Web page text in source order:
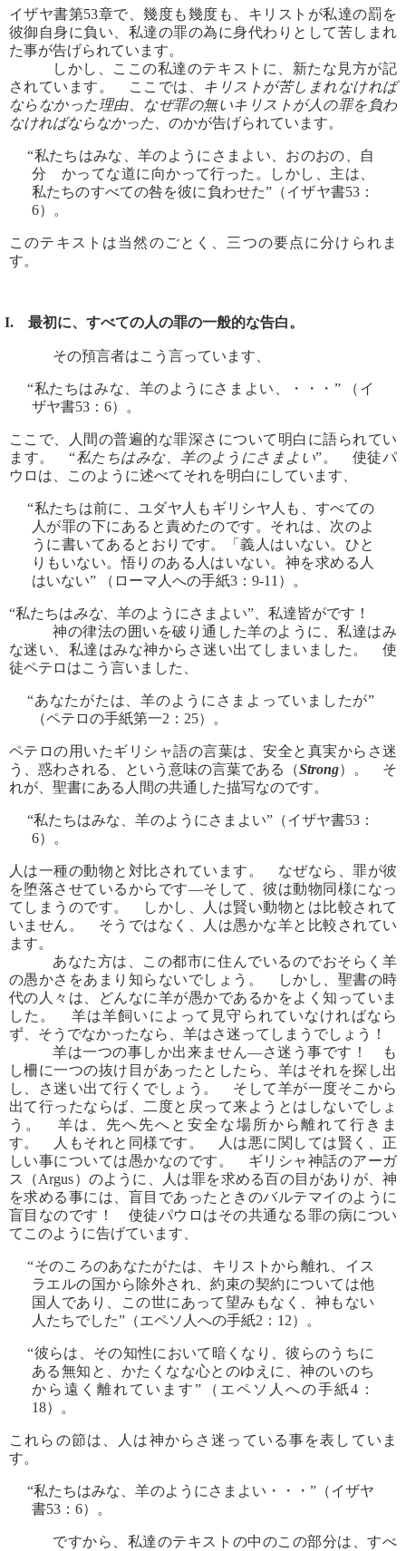
イザヤ書第53章で、幾度も幾度も、キリストが私達の罰を
彼御自身に負い、私達の罪の為に身代わりとして苦しまれ
た事が告げられています。
しかし、ここの私達のテキストに、新たな見方が記
されています。 ここでは、
キリストが苦しまれなければ
ならなかった理由、なぜ罪の無いキリストが人の罪を負わ
なければならなかった、 のかが告げられています。
“私たちはみな、羊のようにさまよい、おのおの、自
分 かってな道に向かって行った。しかし、主は、
私たちのすべての咎を彼に負わせた”（イザヤ書53：
6）。
このテキストは当然のごとく、三つの要点に分けられま
す。
I. 最初に、すべての人の罪の一般的な告白。
その預言者はこう言っています、
“私たちはみな、羊のようにさまよい、・・・” （イ
ザヤ書53：6）。
ここで、人間の普遍的な罪深さについて明白に語られてい
ます。 “私たちはみな、羊のようにさまよい”。 使徒パ
ウロは、このように述べてそれを明白にしています、
“私たちは前に、ユダヤ人もギリシヤ人も、すべての
人が罪の下にあると責めたのです。それは、次のよ
うに書いてあるとおりです。「義人はいない。ひと
りもいない。悟りのある人はいない。神を求める人
はいない” （ローマ人への手紙3：9-11）。
“私たちはみな、羊のようにさまよい”、私達皆がです！
神の律法の囲いを破り通した羊のように、私達はみ
な迷い、私達はみな神からさ迷い出てしまいました。 使
徒ペテロはこう言いました、
“あなたがたは、羊のようにさまよっていましたが”
（ペテロの手紙第一2：25）。
ペテロの用いたギリシャ語の言葉は、安全と真実からさ迷
う、惑わされる、という意味の言葉である（Strong）。 そ
れが、聖書にある人間の共通した描写なのです。
“私たちはみな、羊のようにさまよい”（イザヤ書53：
6）。
人は一種の動物と対比されています。 なぜなら、罪が彼
を堕落させているからです―そして、彼は動物同様になっ
てしまうのです。 しかし、人は賢い動物とは比較されて
いません。 そうではなく、人は愚かな羊と比較されてい
ます。
あなた方は、この都市に住んでいるのでおそらく羊
の愚かさをあまり知らないでしょう。 しかし、聖書の時
代の人々は、どんなに羊が愚かであるかをよく知っていま
した。 羊は羊飼いによって見守られていなければなら
ず、そうでなかったなら、羊はさ迷ってしまうでしょう！
羊は一つの事しか出来ません―さ迷う事です！ も
し柵に一つの抜け目があったとしたら、羊はそれを探し出
し、さ迷い出て行くでしょう。 そして羊が一度そこから
出て行ったならば、二度と戻って来ようとはしないでしょ
う。 羊は、先へ先へと安全な場所から離れて行きま
す。 人もそれと同様です。 人は悪に関しては賢く、正
しい事については愚かなのです。 ギリシャ神話のアーガ
ス（Argus）のように、人は罪を求める百の目がありが、神
を求める事には、盲目であったときのバルテマイのように
盲目なのです！ 使徒パウロはその共通なる罪の病につい
てこのように告げています、
“そのころのあなたがたは、キリストから離れ、イス
ラエルの国から除外され、約束の契約については他
国人であり、この世にあって望みもなく、神もない
人たちでした”（エペソ人への手紙2：12）。
“彼らは、その知性において暗くなり、彼らのうちに
ある無知と、かたくなな心とのゆえに、神のいのち
から遠く離れています”（エペソ人への手紙4：
18）。
これらの節は、人は神からさ迷っている事を表していま
す。
“私たちはみな、羊のようにさまよい・・・”（イザヤ
書53：6）。
ですから、私達のテキストの中のこの部分は、すべ